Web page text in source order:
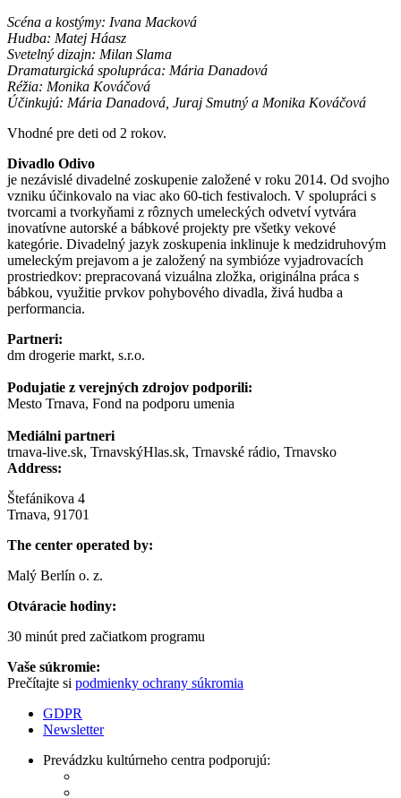
Scéna a kostýmy: Ivana Macková
Hudba: Matej Háasz
Svetelný dizajn: Milan Slama
Dramaturgická spolupráca: Mária Danadová
Réžia: Monika Kováčová
Účinkujú: Mária Danadová, Juraj Smutný a Monika Kováčová
Vhodné pre deti od 2 rokov.
Divadlo Odivo
je nezávislé divadelné zoskupenie založené v roku 2014. Od svojho
vzniku účinkovalo na viac ako 60-tich festivaloch. V spolupráci s
tvorcami a tvorkyňami z rôznych umeleckých odvetví vytvára
inovatívne autorské a bábkové projekty pre všetky vekové
kategórie. Divadelný jazyk zoskupenia inklinuje k medzidruhovým
umeleckým prejavom a je založený na symbióze vyjadrovacích
prostriedkov: prepracovaná vizuálna zložka, originálna práca s
bábkou, využitie prvkov pohybového divadla, živá hudba a
performancia.
Partneri:
dm drogerie markt, s.r.o.
Podujatie z verejných zdrojov podporili:
Mesto Trnava, Fond na podporu umenia
Mediálni partneri
trnava-live.sk, TrnavskýHlas.sk, Trnavské rádio, Trnavsko
Address:
Štefánikova 4
Trnava, 91701
The center operated by:
Malý Berlín o. z.
Otváracie hodiny:
30 minút pred začiatkom programu
Vaše súkromie:
Prečítajte si podmienky ochrany súkromia
GDPR
Newsletter
Prevádzku kultúrneho centra podporujú: